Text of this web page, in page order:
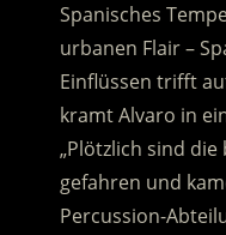
Spanisches
urbanen Flair –
Einflüssen trifft
kramt Alvaro in
„Plötzlich sind
gefahren und
Percussion-